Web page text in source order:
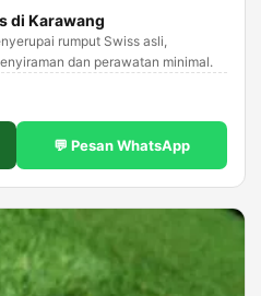
di Karawang
rumput Swiss asli,
dan perawatan minimal.
💬 Pesan WhatsApp